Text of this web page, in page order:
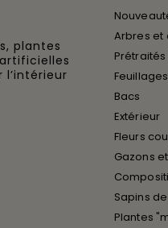
plantes
Arbres et
Bacs
Extérieur
Fleurs
Gazons
Sapins
Plantes